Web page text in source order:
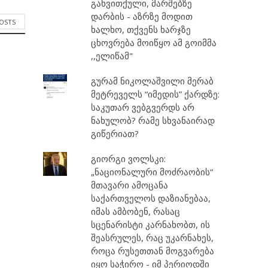
გახვითქული, მარშებზე
დარბის - აზრზე მოდით
ხალხო, თქვენს ხარჯზე
ცხოვრება მოიწყო ამ გოიმმა
,,ელიწამ"
გურამ ნიკოლაშვილი მერაბ
მეტრეველს “იმედის” ქარდზე:
საკუთარ ვებგვერდს არ
ნახულობ? რამე სხვანაირად
გიწერიათ?
გიორგი ვოლსკი:
„ნაციონალური მოძრაობის“
მთავარი ამოცანა
საქართველოს დაზიანებაა,
იმას ამბობენ, რასაც
სცენარისტი კარნახობთ, ის
შეასრულეს, რაც უკარნახეს,
როცა რუსეთთან მოგვარება
იყო საჭირო - იმ პერიოდში